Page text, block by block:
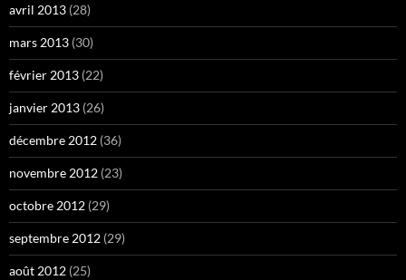
avril 2013 (28)
mars 2013 (30)
février 2013 (22)
janvier 2013 (26)
décembre 2012 (36)
novembre 2012 (23)
octobre 2012 (29)
septembre 2012 (29)
août 2012 (25)